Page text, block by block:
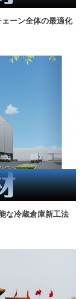
ーン全体の最適化
な冷蔵倉庫新工法